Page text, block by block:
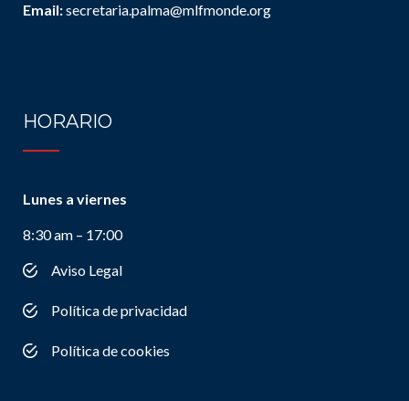
Email:secretaria.palma@mlfmonde.org
HORARIO
Lunes a viernes
8:30 am – 17:00
Aviso Legal
Política de privacidad
Política de cookies